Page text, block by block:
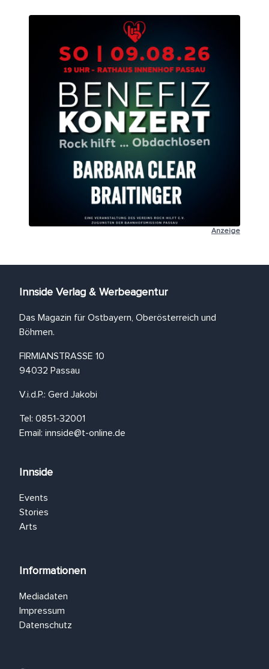
Anzeige
Innside Verlag & Werbeagentur
Das Magazin für Ostbayern, Oberösterreich und
Böhmen.
FIRMIANSTRASSE 10
94032 Passau
V.i.d.P.: Gerd Jakobi
Tel: 0851-32001
Email: innside@t-online.de
Innside
Events
Stories
Arts
Informationen
Mediadaten
Impressum
Datenschutz